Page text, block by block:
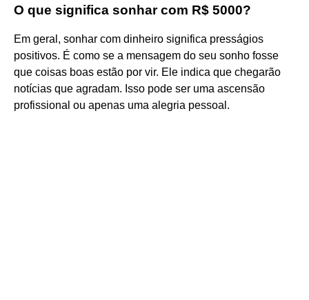
O que significa sonhar com R$ 5000?
Em geral, sonhar com dinheiro significa presságios
positivos. É como se a mensagem do seu sonho fosse
que coisas boas estão por vir. Ele indica que chegarão
notícias que agradam. Isso pode ser uma ascensão
profissional ou apenas uma alegria pessoal.